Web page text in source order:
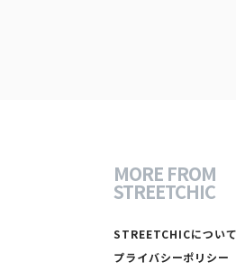
MORE FROM
STREETCHIC
STREETCHICについ
プライバシーポリシー